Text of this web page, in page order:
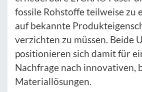
fossile Rohstoffe teilweise zu
auf bekannte
verzichten zu müssen. Beide
positionieren sich damit für
Nachfrage nach innovativen,
Materiallösungen.